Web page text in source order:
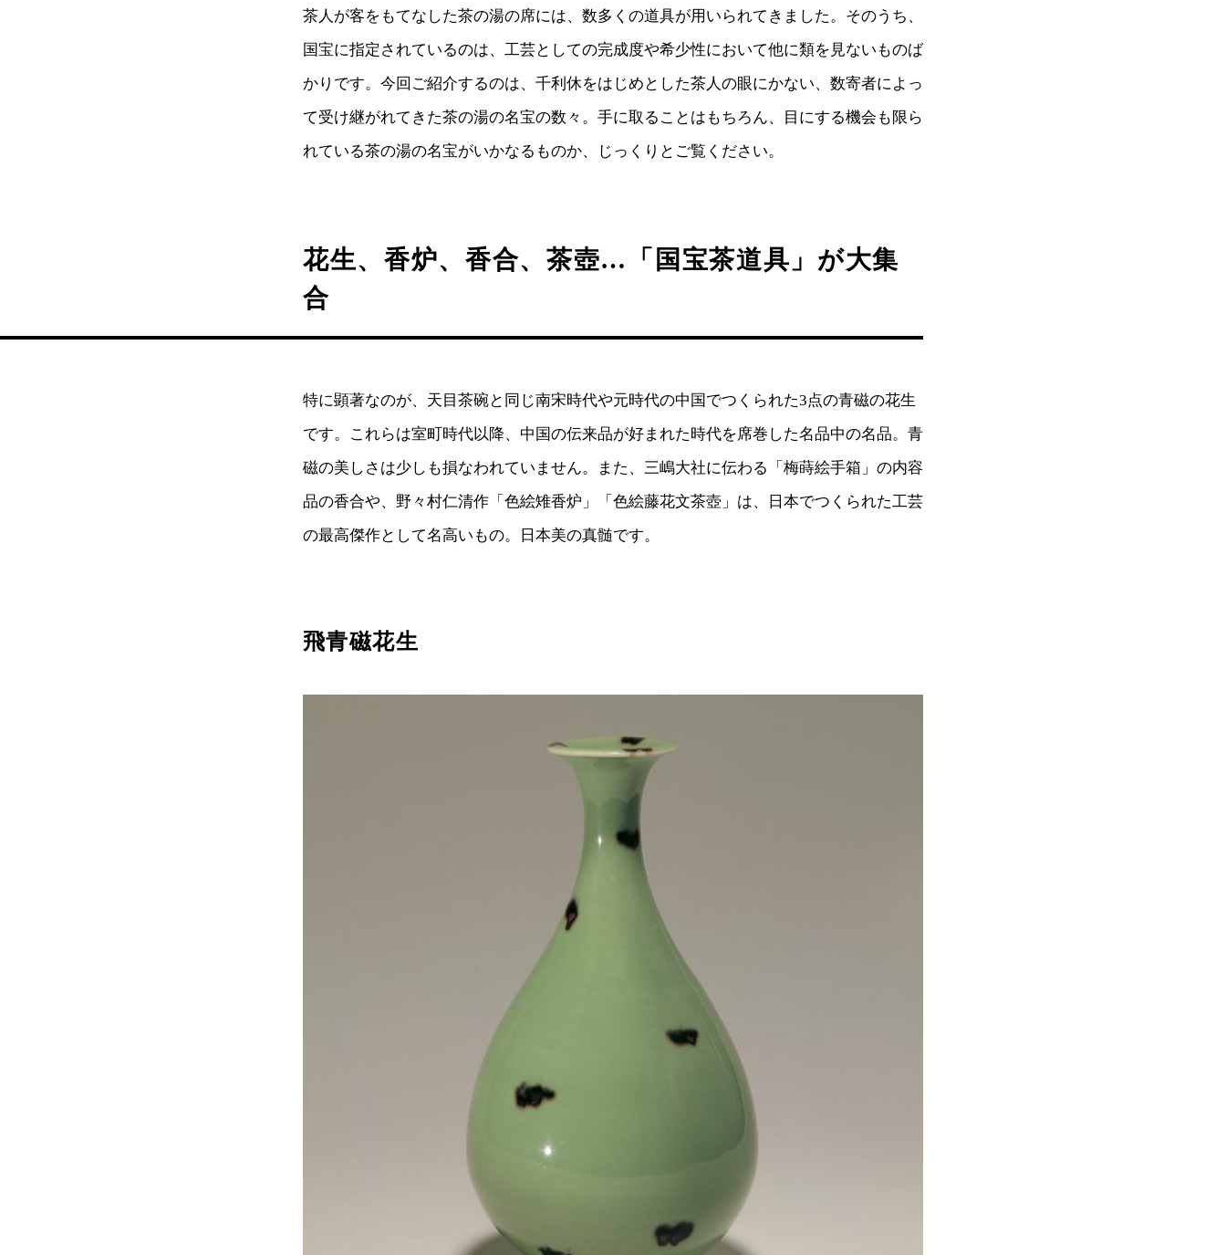
茶人が客をもてなした茶の湯の席には、数多くの道具が用いられてきました。そのうち、
国宝に指定されているのは、工芸としての完成度や希少性において他に類を見ないものば
かりです。今回ご紹介するのは、千利休をはじめとした茶人の眼にかない、数寄者によっ
て受け継がれてきた茶の湯の名宝の数々。手に取ることはもちろん、目にする機会も限ら
れている茶の湯の名宝がいかなるものか、じっくりとご覧ください。
花生、香炉、香合、茶壺…「国宝茶道具」が大集
合
特に顕著なのが、天目茶碗と同じ南宋時代や元時代の中国でつくられた3点の青磁の花生
です。これらは室町時代以降、中国の伝来品が好まれた時代を席巻した名品中の名品。青
磁の美しさは少しも損なわれていません。また、三嶋大社に伝わる「梅蒔絵手箱」の内容
品の香合や、野々村仁清作「色絵雉香炉」「色絵藤花文茶壺」は、日本でつくられた工芸
の最高傑作として名高いもの。日本美の真髄です。
飛青磁花生